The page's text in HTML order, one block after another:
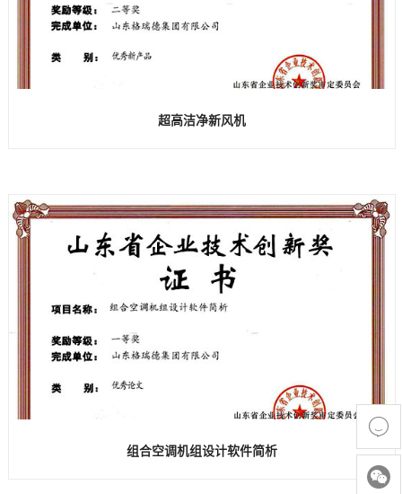
超高洁净新风机
组合空调机组设计软件简析

